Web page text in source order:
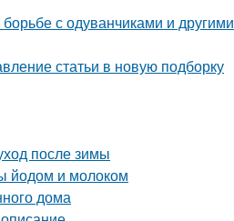
с одуванчиками и другими
статьи в новую подборку
после зимы
йодом и молоком
дома